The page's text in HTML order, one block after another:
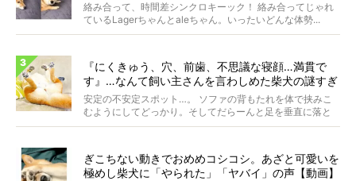
絡み合って、時間差シンクロキーック！ 絡み合ってじゃれ
ているLagerちゃんとaleちゃん。いったいどんな体勢...
『にくきゅう、穴、前歯、不思議な寝顔…満貫で
す』…なんて飼い主さんを言わしめた柴犬の謎すぎ
る寝相がコチラです。
安定の不安定スポット…。 ソファの背もたれを体で挟みこ
むようにしてどっかり。そしてだらーんと足を垂直に落と
して...
ぎこちない動きでおめめコシコシ。あざと可愛いを
極めし柴犬に「やられた」「ヤバイ」の声【動画】